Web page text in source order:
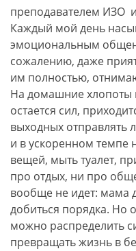
преподавателем ИЗО
Каждый мой день
эмоциональным
сожалению, даже
им полностью,
На домашние хлопоты
остается сил,
выходных отправлять
и в ускоренном темпе
вещей, мыть туалет,
про отдых, ни про
вообще не идет: мама
добиться порядка. Но
можно распределить
превращать жизнь в